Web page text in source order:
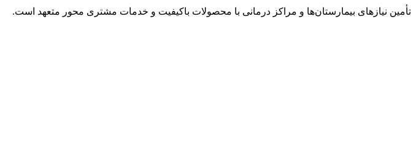
نیازهای بیمارستان‌ها و مراکز درمانی با محصولات باکیفیت و خدمات مشتری محور متعهد است.